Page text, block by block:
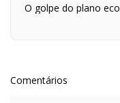
O golpe do plano
Comentários